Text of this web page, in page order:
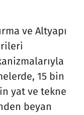
ve Altyapı
15 bin
yat ve tekne
beyan